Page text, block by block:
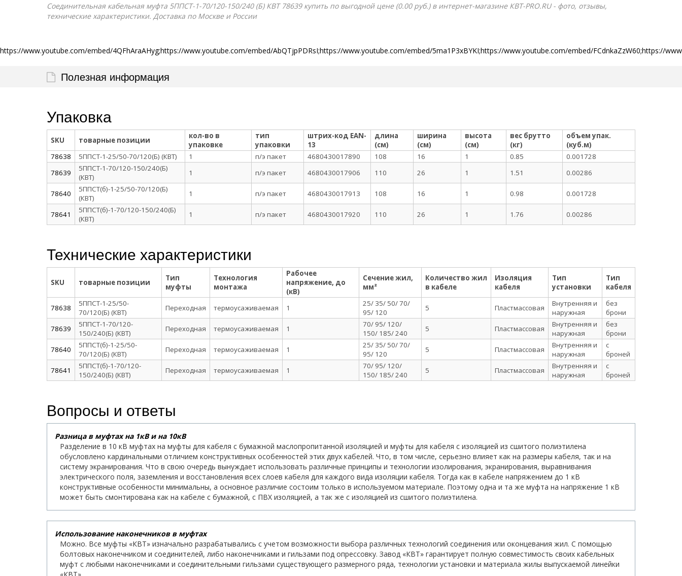
Соединительная кабельная муфта 5ППСТ-1-70/120-150/240 (Б) КВТ 78639 купить по выгодной цене (0.00 руб.) в интернет-магазине КВТ-PRO.RU - фото, отзывы,
технические характеристики. Доставка по Москве и России
https://www.youtube.com/embed/4QFhAraAHyg;https://www.youtube.com/embed/AbQTjpPDRsI;https://www.youtube.com/embed/5ma1P3xBYKI;https://www.youtube.com/embed/FCdnkaZzW60;https://
Полезная информация
Упаковка
SKU товарные позиции
кол-во в
упаковке
тип
упаковки
штрих-код EAN-
13
длина
(см)
ширина
(см)
высота
(см)
вес брутто
(кг)
объем упак.
(куб.м)
78638
5ППСТ-1-25/50-70/120(Б) (КВТ) 1 п/э пакет 4680430017890 108 16 1 0.85
0.001728
78639
5ППСТ-1-70/120-150/240(Б)
(КВТ)
1 п/э пакет 4680430017906 110 26 1 1.51 0.00286
78640
5ППСТ(б)-1-25/50-70/120(Б)
(КВТ)
1 п/э пакет 4680430017913 108 16 1 0.98 0.001728
78641
5ППСТ(б)-1-70/120-150/240(Б)
(КВТ)
1 п/э пакет 4680430017920 110 26 1 1.76 0.00286
Технические характеристики
SKU товарные позиции
Тип
муфты
Технология
монтажа
Рабочее
напряжение, до
(кВ)
Сечение жил,
мм²
Количество жил
в кабеле
Изоляция
кабеля
Тип
установки
Тип
кабеля
78638
5ППСТ-1-25/50-
70/120(Б) (КВТ)
Переходная термоусаживаемая 1
25/ 35/ 50/ 70/
95/ 120
5 Пластмассовая
Внутренняя и
наружная
без
брони
78639
5ППСТ-1-70/120-
150/240(Б) (КВТ)
Переходная термоусаживаемая 1
70/ 95/ 120/
150/ 185/ 240
5 Пластмассовая
Внутренняя и
наружная
без
брони
78640
5ППСТ(б)-1-25/50-
70/120(Б) (КВТ)
Переходная термоусаживаемая 1
25/ 35/ 50/ 70/
95/ 120
5 Пластмассовая
Внутренняя и
наружная
с
броней
78641
5ППСТ(б)-1-70/120-
150/240(Б) (КВТ)
Переходная термоусаживаемая 1
70/ 95/ 120/
150/ 185/ 240
5 Пластмассовая
Внутренняя и
наружная
с
броней
Вопросы и ответы
Разница в муфтах на 1кВ и на 10кВ
Разделение в 10 кВ муфтах на муфты для кабеля с бумажной маслопропитанной изоляцией и муфты для кабеля с изоляцией из сшитого полиэтилена
обусловлено кардинальными отличием конструктивных особенностей этих двух кабелей. Что, в том числе, серьезно влияет как на размеры кабеля, так и на
систему экранирования. Что в свою очередь вынуждает использовать различные принципы и технологии изолирования, экранирования, выравнивания
электрического поля, заземления и восстановления всех слоев кабеля для каждого вида изоляции кабеля. Тогда как в кабеле напряжением до 1 кВ
конструктивные особенности минимальны, а основное различие состоим только в используемом материале. Поэтому одна и та же муфта на напряжение 1 кВ
может быть смонтирована как на кабеле с бумажной, с ПВХ изоляцией, а так же с изоляцией из сшитого полиэтилена.
Использование наконечников в муфтах
Можно. Все муфты «КВТ» изначально разрабатывались с учетом возможности выбора различных технологий соединения или оконцевания жил. С помощью
болтовых наконечником и соединителей, либо наконечниками и гильзами под опрессовку. Завод «КВТ» гарантирует полную совместимость своих кабельных
муфт с любыми наконечниками и соединительными гильзами существующего размерного ряда, технологии установки и материала жилы выпускаемой линейки
«КВТ».